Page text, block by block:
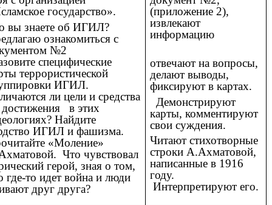
государство».
вы знаете об ИГИЛ?
ознакомиться с
№2
специфические
террористической
ИГИЛ.
ли цели и средства
в этих
Найдите
ИГИЛ и фашизма.
«Моление»
Что чувствовал
герой, зная о том,
где-то идет война и люди
друг друга?
(приложение 2),
извлекают
информацию
отвечают на вопросы,
делают выводы,
фиксируют в картах.
Демонстрируют
карты, комментируют
свои суждения.
Читают стихотворные
строки А.Ахматовой,
написанные в 1916
году.
Интерпретируют его.